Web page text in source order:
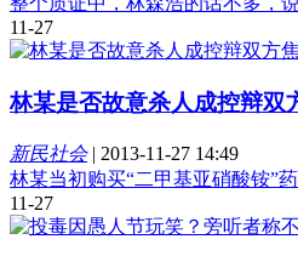
11-27
林某是否故意杀人成控辩双
新民社会| 2013-11-27 14:49
林某当初购买“二甲基亚硝酸铵”
11-27